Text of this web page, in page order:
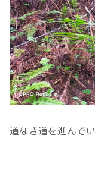
道なき道を進んで